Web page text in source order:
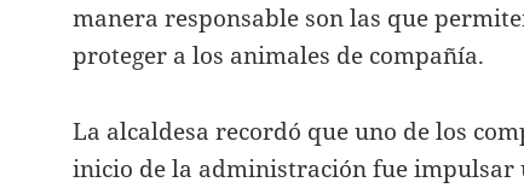
manera responsable son las que
proteger a los animales de compañía.
La alcaldesa recordó que uno de los
inicio de la administración fue impulsar